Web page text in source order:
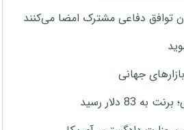
توافق دفاعی مشترک امضا می‌کنند
جهانی
دلار رسید